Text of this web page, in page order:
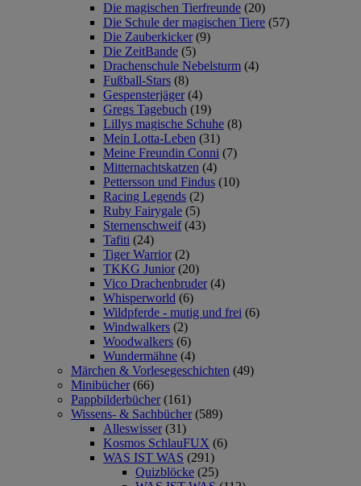
Die magischen Tierfreunde (20)
Die Schule der magischen Tiere (57)
Die Zauberkicker (9)
Die ZeitBande (5)
Drachenschule Nebelsturm (4)
Fußball-Stars (8)
Gespensterjäger (4)
Gregs Tagebuch (19)
Lillys magische Schuhe (8)
Mein Lotta-Leben (31)
Meine Freundin Conni (7)
Mitternachtskatzen (4)
Pettersson und Findus (10)
Racing Legends (2)
Ruby Fairygale (5)
Sternenschweif (43)
Tafiti (24)
Tiger Warrior (2)
TKKG Junior (20)
Vico Drachenbruder (4)
Whisperworld (6)
Wildpferde - mutig und frei (6)
Windwalkers (2)
Woodwalkers (6)
Wundermähne (4)
Märchen & Vorlesegeschichten (49)
Minibücher (66)
Pappbilderbücher (161)
Wissens- & Sachbücher (589)
Alleswisser (31)
Kosmos SchlauFUX (6)
WAS IST WAS (291)
Quizblöcke (25)